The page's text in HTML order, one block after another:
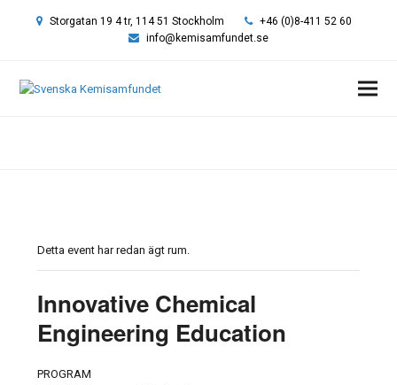
Storgatan 19 4 tr, 114 51 Stockholm
+46 (0)8-411 52 60
info@kemisamfundet.se
Detta event har redan ägt rum.
Innovative Chemical
Engineering Education
PROGRAM